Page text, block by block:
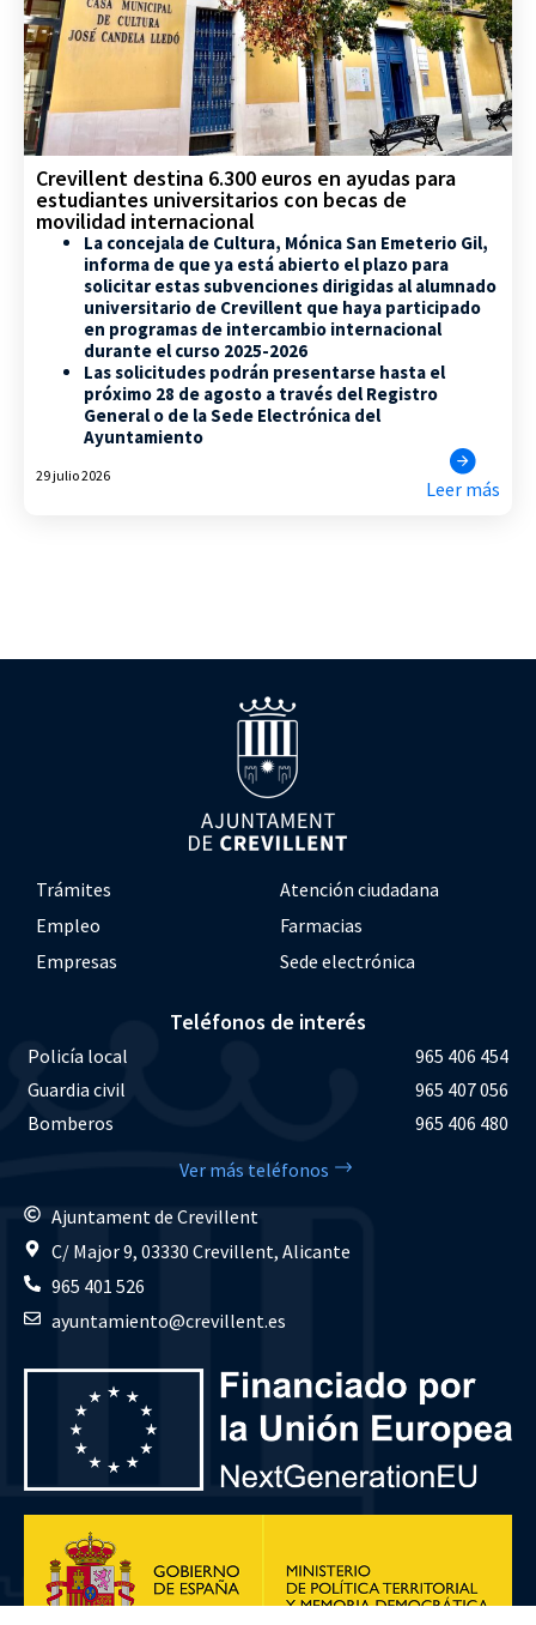
Crevillent destina 6.300 euros en ayudas para
estudiantes universitarios con becas de
movilidad internacional
La concejala de Cultura, Mónica San Emeterio Gil,
informa de que ya está abierto el plazo para
solicitar estas subvenciones dirigidas al alumnado
universitario de Crevillent que haya participado
en programas de intercambio internacional
durante el curso 2025-2026
Las solicitudes podrán presentarse hasta el
próximo 28 de agosto a través del Registro
General o de la Sede Electrónica del
Ayuntamiento
29 julio 2026
Leer más
Trámites
Atención ciudadana
Empleo
Farmacias
Empresas
Sede electrónica
Teléfonos de interés
Policía local
965 406 454
Guardia civil
965 407 056
Bomberos
965 406 480
Ver más teléfonos
Ajuntament de Crevillent
C/ Major 9, 03330 Crevillent, Alicante
965 401 526
ayuntamiento@crevillent.es